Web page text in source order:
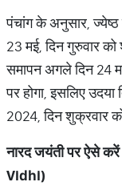
पंचांग के अनुसार, ज्येष्ठ
23 मई, दिन गुरुवार
समापन अगले दिन 24
पर होगा, इसलिए
2024, दिन शुक्रवार
नारदजयंतीपरऐसेकरें
Vidhi)